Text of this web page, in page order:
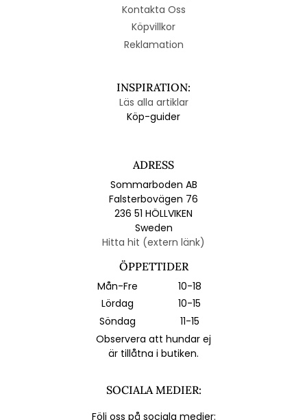
Kontakta Oss
Köpvillkor
Reklamation
INSPIRATION:
Läs alla artiklar
Köp-guider
ADRESS
Sommarboden AB
Falsterbovägen 76
236 51 HÖLLVIKEN
Sweden
Hitta hit (extern länk)
ÖPPETTIDER
Mån-Fre
10-18
Lördag
10-15
Söndag
11-15
Observera att hundar ej
är tillåtna i butiken.
SOCIALA MEDIER:
Följ oss på sociala medier: